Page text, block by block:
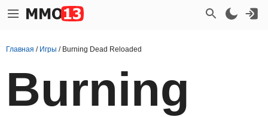
Главная / Игры / Burning Dead Reloaded
Burning